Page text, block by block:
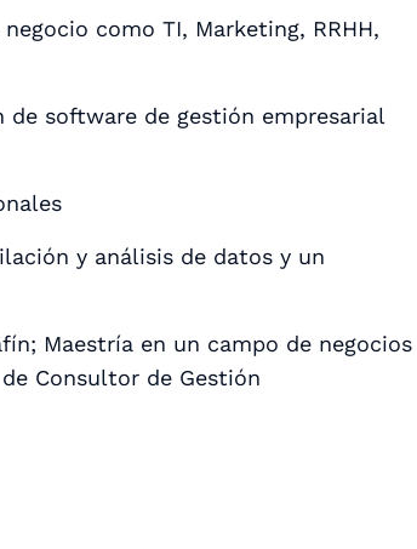
como TI, Marketing, RRHH,
software de gestión empresarial
y análisis de datos y un
Maestría en un campo de negocios
Consultor de Gestión